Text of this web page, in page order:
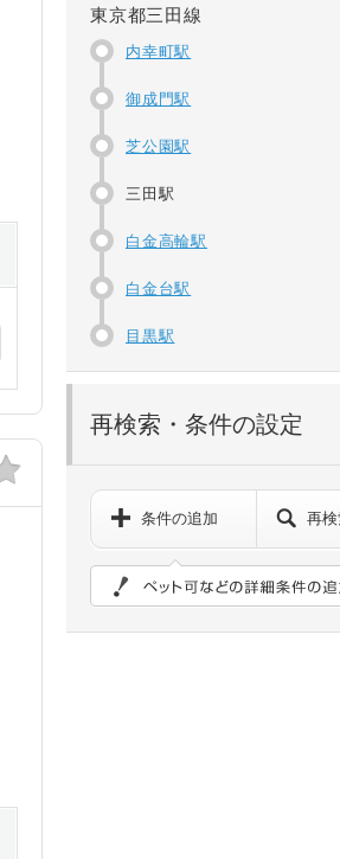
東京都三田線
内幸町駅
御成門駅
芝公園駅
三田駅
白金高輪駅
白金台駅
目黒駅
再検索・条件の設定
条件の追加 再